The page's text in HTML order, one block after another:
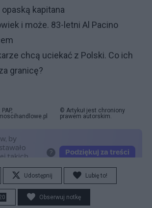
kapitana
i może. 83-letni Al Pacino
chcą uciekać z Polski. Co ich
granicę?
© Artykuł jest chroniony
prawem autorskim.
Udostępnij Lubię to!
Obserwuj notkę